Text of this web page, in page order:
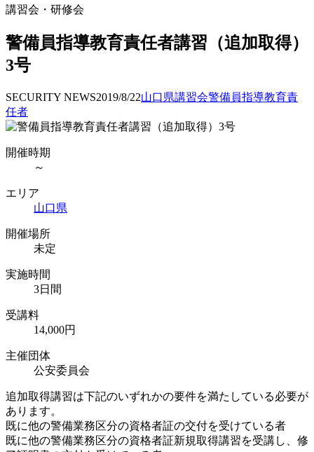
講習会・研修会
警備員指導教育責任者講習（追加取得）
3号
SECURITY NEWS2019/8/22山口県講習会警備員指導教育責
任者
開催時期
～
エリア
山口県
開催場所
未定
実施時間
3日間
受講料
14,000円
主催団体
公安委員会
追加取得講習は下記のいずれかの要件を満たしている必要が
あります。
既に他の警備業務区分の資格者証の交付を受けている者
既に他の警備業務区分の資格者証新規取得講習を受講し、修